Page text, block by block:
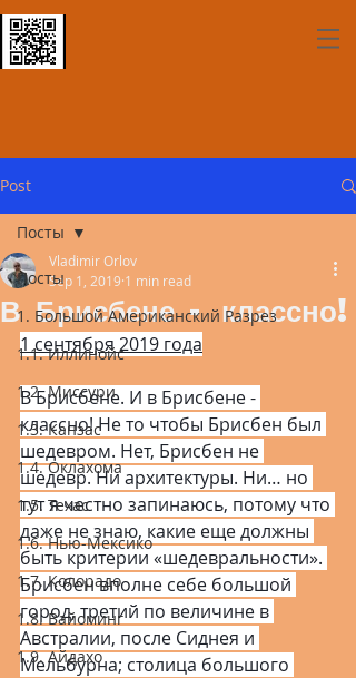
Post
Посты
1. Большой Американский Разрез
1.1. Иллинойс
1.2. Миссури
1.3. Канзас
1.4. Оклахома
1.5. Техас
1.6. Нью-Мексико
1.7. Колорадо
1.8. Вайоминг
1.9. Айдахо
Посты
В Брисбене - классно!
Vladimir Orlov
Sep 1, 2019 1 min read
1 сентября 2019 года
В Брисбене. И в Брисбене -
классно! Не то чтобы Брисбен был
шедевром. Нет, Брисбен не
шедевр. Ни архитектуры. Ни… но
тут я честно запинаюсь, потому что
даже не знаю, какие еще должны
быть критерии «шедевральности».
Брисбен вполне себе большой
город, третий по величине в
Австралии, после Сиднея и
Мельбурна; столица большого